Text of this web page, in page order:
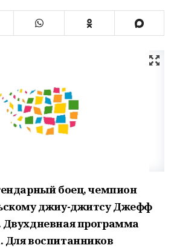
боец, чемпион
джиу-джитсу Джефф
программа
воспитанников